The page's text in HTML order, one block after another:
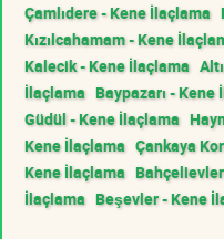
Çamlıdere - Kene İlaçlama
Kızılcahamam - Kene
Kalecik - Kene İlaçlama
İlaçlama Baypazarı - Kene
Güdül - Kene İlaçlama
Kene İlaçlama Çankaya
Kene İlaçlama
İlaçlama Beşevler - Kene